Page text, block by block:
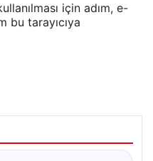
için adım, e-
bu tarayıcıya